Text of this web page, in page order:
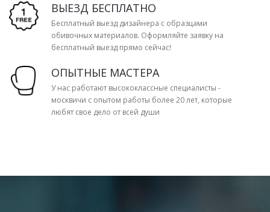
ВЫЕЗД БЕСПЛАТНО
Бесплатный выезд дизайнера с образцами
обивочных материалов. Оформляйте заявку на
бесплатный выезд прямо сейчас!
ОПЫТНЫЕ МАСТЕРА
У нас работают высококлассные специалисты -
москвичи с опытом работы более 20 лет, которые
любят свое дело от всей души